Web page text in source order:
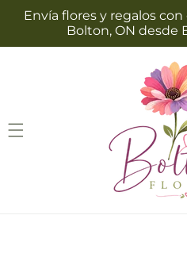
directamente
al contenido
Envía flores y regalos
Bolton, ON desde